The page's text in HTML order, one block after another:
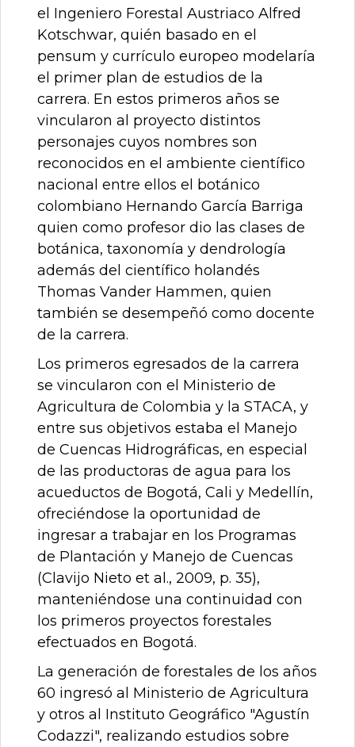
el Ingeniero Forestal Austriaco Alfred
Kotschwar, quién basado en el
pensum y currículo europeo modelaría
el primer plan de estudios de la
carrera. En estos primeros años se
vincularon al proyecto distintos
personajes cuyos nombres son
reconocidos en el ambiente científico
nacional entre ellos el botánico
colombiano Hernando García Barriga
quien como profesor dio las clases de
botánica, taxonomía y dendrología
además del científico holandés
Thomas Vander Hammen, quien
también se desempeñó como docente
de la carrera.
Los primeros egresados de la carrera
se vincularon con el Ministerio de
Agricultura de Colombia y la STACA, y
entre sus objetivos estaba el Manejo
de Cuencas Hidrográficas, en especial
de las productoras de agua para los
acueductos de Bogotá, Cali y Medellín,
ofreciéndose la oportunidad de
ingresar a trabajar en los Programas
de Plantación y Manejo de Cuencas
(Clavijo Nieto et al., 2009, p. 35),
manteniéndose una continuidad con
los primeros proyectos forestales
efectuados en Bogotá.
La generación de forestales de los años
60 ingresó al Ministerio de Agricultura
y otros al Instituto Geográfico "Agustín
Codazzi", realizando estudios sobre